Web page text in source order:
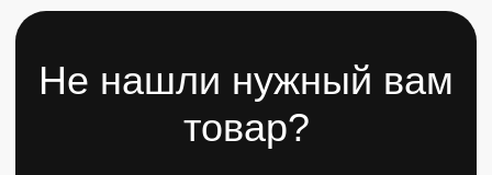
ИП Карасев Арсений Андреевич
ИНН: 711206576050